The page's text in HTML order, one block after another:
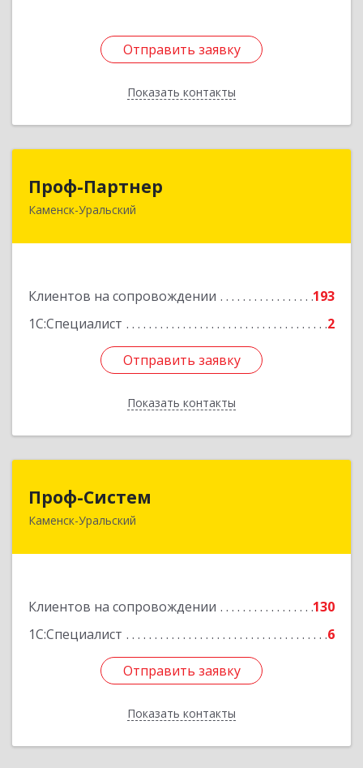
Отправить заявку
Показать контакты
Отправить заявку
Назад
Проф-Партнер
Каменск-Уральский
Клиентов на сопровождении
193
1С:Специалист
2
Отправить заявку
Показать контакты
623406, Свердловская обл, Каменск-Уральский
Отправить заявку
Назад
Проф-Систем
Каменск-Уральский
Клиентов на сопровождении
130
1С:Специалист
6
Отправить заявку
Показать контакты
623406, Свердловская обл, Каменск-Уральский
Отправить заявку
Назад